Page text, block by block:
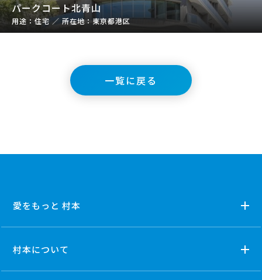
パークコート北青山
住宅 ／ 東京都港区
一覧に戻る
愛をもっと 村本
村本について